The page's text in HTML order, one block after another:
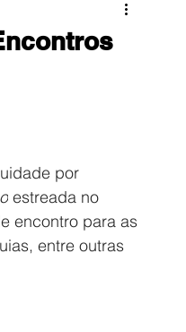
por
estreada no
encontro para as
entre outras